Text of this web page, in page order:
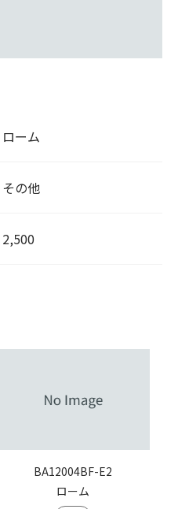
ローム
その他
2,500
BA12004BF-E2
ローム